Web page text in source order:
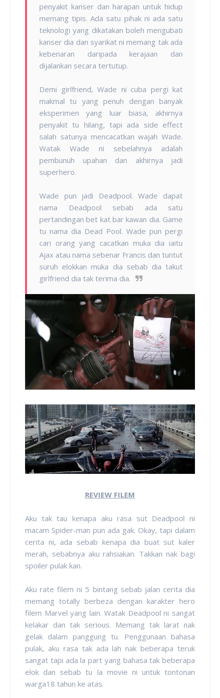
penyakit kanser dan harapan untuk hidup
memang tipis. Ada satu pihak ni ada satu
teknologi yang dikatakan boleh mengubati
kanser dia dan syarikat ni memang tak ada
kebenaran daripada kerajaan dan
dijalankan secara tertutup.
Demi girlfriend, Wade ni cuba pergi kat
makmal tu yang penuh dengan banyak
eksperimen yang luar biasa, akhirnya
penyakit tu hilang, tapi ada side effect
salah satunya mencacatkan wajah Wade.
Watak Wade ni sebelahnya adalah
pembunuh upahan dan akhirnya jadi
superhero.
Wade pun jadi Deadpool. Wade dapat
nama Deadpool sebab ada satu
pertandingan bet kat bar kawan dia. Game
tu nama dia Dead Pool. Wade pun pergi
cari orang yang cacatkan muka dia iaitu
Ajax atau nama sebenar Francis dan tuntut
suruh elokkan muka dia sebab dia takut
girlfriend dia tak terima dia.
REVIEW FILEM
Aku tak tau kenapa aku rasa sut Deadpool ni
macam Spider-man pun ada gak. Okay, tapi dalam
cerita ni, ada sebab kenapa dia buat sut kaler
merah, sebabnya aku rahsiakan. Takkan nak bagi
spoiler pulak kan.
Aku rate filem ni 5 bintang sebab jalan cerita dia
memang totally berbeza dengan karakter hero
filem Marvel yang lain. Watak Deadpool ni sangat
kelakar dan tak serious. Memang tak larat nak
gelak dalam panggung tu. Penggunaan bahasa
pulak, aku rasa tak ada lah nak beberapa teruk
sangat tapi ada la part yang bahasa tak beberapa
elok dan sebab tu la movie ni untuk tontonan
warga18 tahun ke atas.